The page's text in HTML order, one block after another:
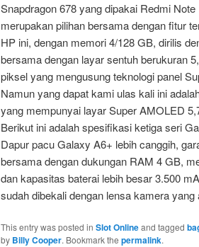
Snapdragon 678 yang dipakai Redmi
merupakan pilihan bersama dengan fitur
HP ini, dengan memori 4/128 GB, dirilis
bersama dengan layar sentuh berukuran
piksel yang mengusung teknologi panel
Namun yang dapat kami ulas kali ini
yang mempunyai layar Super AMOLED
Berikut ini adalah spesifikasi ketiga seri
Dapur pacu Galaxy A6+ lebih canggih,
bersama dengan dukungan RAM 4 GB,
dan kapasitas baterai lebih besar 3.500
sudah dibekali dengan lensa kamera
This entry was posted in Slot Onlineand tagged
by Billy Cooper. Bookmark the permalink.